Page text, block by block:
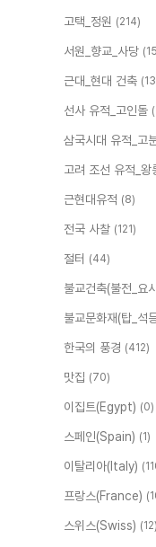
고택_정원 (214)
서원_향교_사당
근대_현대 건축
선사 유적_고인돌
삼국시대 유적_고
고려 조선 유적_왕
근현대유적 (8)
전국 사찰 (121)
절터 (44)
불교건축(불전_요
불교문화재(탑_석
한국의 풍경 (412)
맛집 (70)
이집트(Egypt) (0)
스페인(Spain) (1)
이탈리아(Italy)
프랑스(France)
스위스(Swiss) (12)